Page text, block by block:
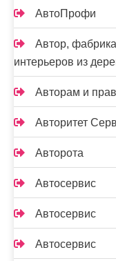
АвтоПрофи
Автор,
интерьеров из
Авторам и
Авторитет
Авторота
Автосервис
Автосервис
Автосервис